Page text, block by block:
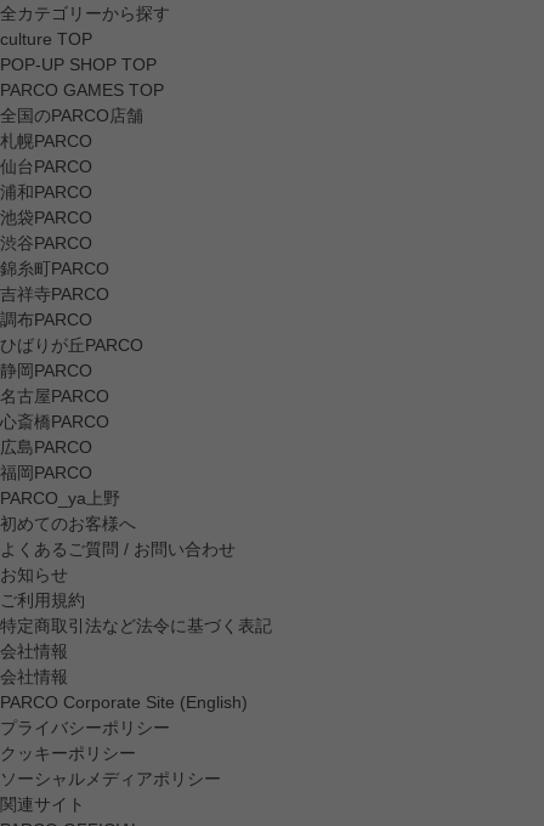
全カテゴリーから探す
culture TOP
POP-UP SHOP TOP
PARCO GAMES TOP
全国のPARCO店舗
札幌PARCO
仙台PARCO
浦和PARCO
池袋PARCO
渋谷PARCO
錦糸町PARCO
吉祥寺PARCO
調布PARCO
ひばりが丘PARCO
静岡PARCO
名古屋PARCO
心斎橋PARCO
広島PARCO
福岡PARCO
PARCO_ya上野
初めてのお客様へ
よくあるご質問 / お問い合わせ
お知らせ
ご利用規約
特定商取引法など法令に基づく表記
会社情報
会社情報
PARCO Corporate Site (English)
プライバシーポリシー
クッキーポリシー
ソーシャルメディアポリシー
関連サイト